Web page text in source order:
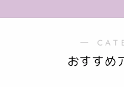
―
おすすめ